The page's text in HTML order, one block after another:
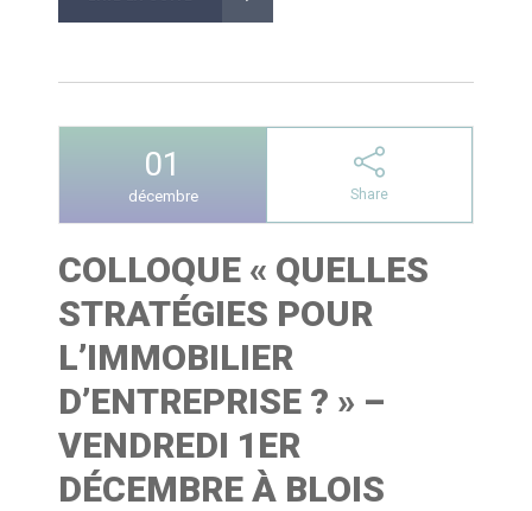
01
décembre Share
COLLOQUE « QUELLES
STRATÉGIES POUR
L’IMMOBILIER
D’ENTREPRISE ? » –
VENDREDI 1ER
DÉCEMBRE À BLOIS